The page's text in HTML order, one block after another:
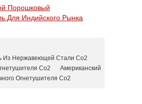
Порошковый
Для Индийского Рынка
Из Нержавеющей Стали Co2
Co2
Американский
Огнетушителя Co2